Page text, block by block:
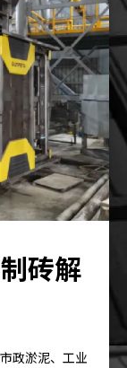
砖解
政淤泥、工业